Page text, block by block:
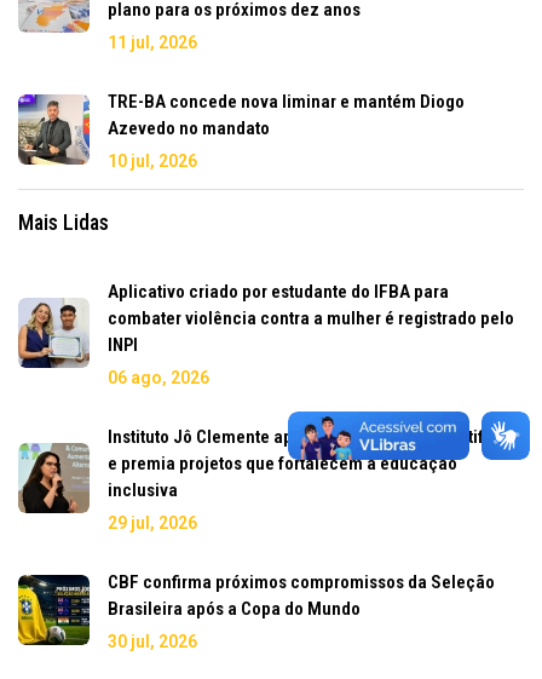
plano para os próximos dez anos
11 jul, 2026
TRE-BA concede nova liminar e mantém Diogo
Azevedo no mandato
10 jul, 2026
Mais Lidas
Aplicativo criado por estudante do IFBA para
combater violência contra a mulher é registrado pelo
INPI
06 ago, 2026
Instituto Jô Clemente aposta em inteligência artificial
e premia projetos que fortalecem a educação
inclusiva
29 jul, 2026
CBF confirma próximos compromissos da Seleção
Brasileira após a Copa do Mundo
30 jul, 2026